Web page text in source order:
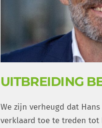
UITBREIDING
We zijn verheugd dat
verklaard toe te treden tot